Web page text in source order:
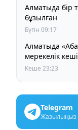
Алматыда бір тәулікте 2 240 рет жол ережесі
бұзылған
Бүгін 09:17
Алматыда
мерекелік кеші
Кеше 23:23
Telegram
Жазылыңыз